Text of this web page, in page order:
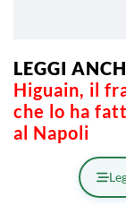
LEGGI
Higuain, il
che lo ha
al Napoli